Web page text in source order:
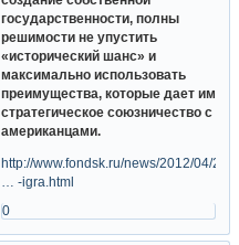
государственности, полны
решимости не упустить
«исторический шанс» и
максимально использовать
преимущества, которые дает им
стратегическое союзничество с
американцами.
http://www.fondsk.ru/news/2012/04/21/
… -igra.html
0